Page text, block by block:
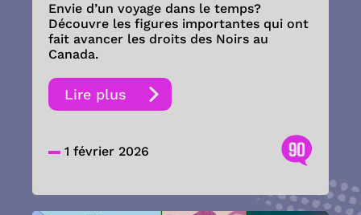
Envie d’un voyage dans le temps?
Découvre les figures importantes qui ont
fait avancer les droits des Noirs au
Canada.
Lire plus
1 février 2026 90